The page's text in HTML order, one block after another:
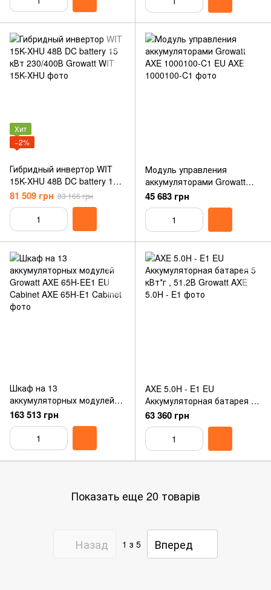
Хит
−2%
Гибридный инвертор WIT
15K-XHU 48В DC battery 15
кВт 230/400В Growatt
81 509 грн 83 166 грн
Модуль управления
аккумуляторами Growatt
AXE 1000100-C1 EU
45 683 грн
Шкаф на 13
аккумуляторных модулей
Growatt AXE 65H-EE1 EU
Cabinet
163 513 грн
AXE 5.0H - E1 EU
Аккумуляторная батарея 5
кВт*г , 51.2В Growatt
63 360 грн
Показать еще 20 товарів
Назад 1 з 5 Вперед